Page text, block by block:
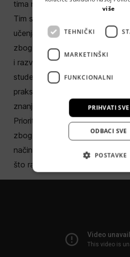
tima mogu razvijati u smjeru koji
Tim smo koji je utemeljen na
učenja. Naša su glavna
zbog čega veliku pažnja
i razvoj svake osobe. Partneri
studentskim projektima,
prakse i predavanja te na taj
znanje i doprinosimo razvoju
Prioritet nam je osigurati
zbog čega kontinuirano radimo
načina rada te težimo
što radimo.
više
TEHNIČKI
MARKETINŠKI
FUNKCIONALNI
PRIHVATI SVE
ODBACI SVE
POSTAVKE